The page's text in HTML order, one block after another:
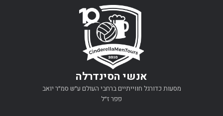
אנשי הסינדרלה
מסעות כדורגל חווייתיים ברחבי העולם ע״ש סמ״ר יואב
פפר ז״ל